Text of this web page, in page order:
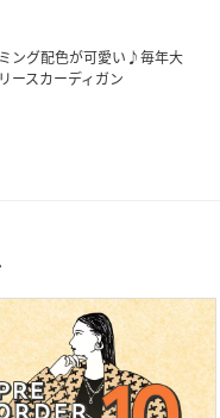
ング配色が可愛い♪毎年大
ースカーディガン